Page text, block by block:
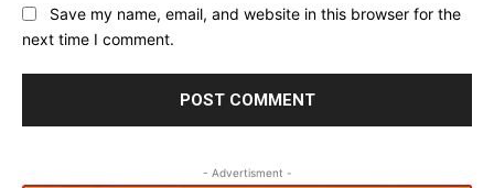
Save my name, email, and website in this browser for the
next time I comment.
- Advertisment -